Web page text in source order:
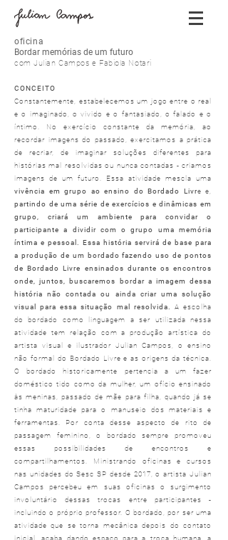
oficina
Bordar memórias de um futuro
com Julian Campos e Fabiola Notari
CONCEITO
Constantemente, estabelecemos um jogo entre o real
e o imaginado, o vivido e o fantasiado, o falado e o
íntimo. No exercício constante da memória, ao
recordar imagens do passado, exercitamos a prática
de recriar, de imaginar soluções diferentes para
histórias mal resolvidas ou nunca contadas - criamos
imagens de um futuro. Essa atividade mescla uma
vivência em grupo ao ensino do Bordado Livre e,
partindo de uma série de exercícios e dinâmicas em
grupo, criará um ambiente para convidar o
participante a dividir com o grupo uma memória
íntima e pessoal. Essa história servirá de base para
a produção de um bordado fazendo uso de pontos
de Bordado Livre ensinados durante os encontros
onde, juntos, buscaremos bordar a imagem dessa
história não contada ou ainda criar uma solução
visual para essa situação mal resolvida.
A escolha
do bordado como linguagem a ser utilizada nessa
atividade tem relação com a produção artística do
artista visual e ilustrador Julian Campos, o ensino
não formal do Bordado Livre e as origens da técnica.
O bordado historicamente pertencia a um fazer
doméstico tido como da mulher, um ofício ensinado
às meninas, passado de mãe para filha, quando já se
tinha maturidade para o manuseio dos materiais e
ferramentas. Por conta desse aspecto de rito de
passagem feminino, o bordado sempre promoveu
essas possibilidades de encontros e
compartilhamentos. Ministrando oficinas e cursos
nas unidades do Sesc SP desde 2017, o artista Julian
Campos percebeu em suas oficinas o surgimento
involuntário dessas trocas entre participantes -
incluindo o próprio professor. O bordado, por ser uma
atividade que se torna mecânica depois do contato
inicial, acaba dando espaço para a troca humana, a